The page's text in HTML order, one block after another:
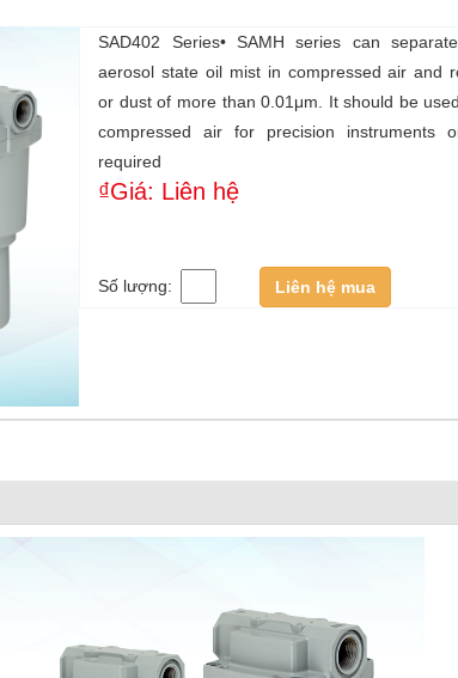
SAD402 Series• SAMH series can
aerosol state oil mist in compressed air and
or dust of more than 0.01μm. It should be
compressed air for precision instruments
required
₫Giá: Liên hệ
Số lượng: Liên hệ mua